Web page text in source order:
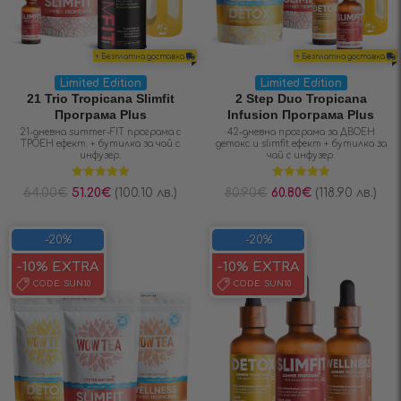
+ Безплатна доставка
Limited Edition
21 Trio Tropicana Slimfit
Програма Plus
21-дневна summer-FIT програма с
ТРОЕН ефект. + бутилка за чай с
инфузер.
Оценено на
5.00от 5
64.00€ 51.20€ (100.10 лв.)
+ Безплатна доставка
Limited Edition
2 Step Duo Tropicana
Infusion Програма Plus
42-дневна програма за ДВОЕН
детокс и slimfit ефект + бутилка за
чай с инфузер.
Оценено на
5.00от 5
80.90€ 60.80€ (118.90 лв.)
-20%
-10% EXTRA
CODE: SUN10
-20%
-10% EXTRA
CODE: SUN10